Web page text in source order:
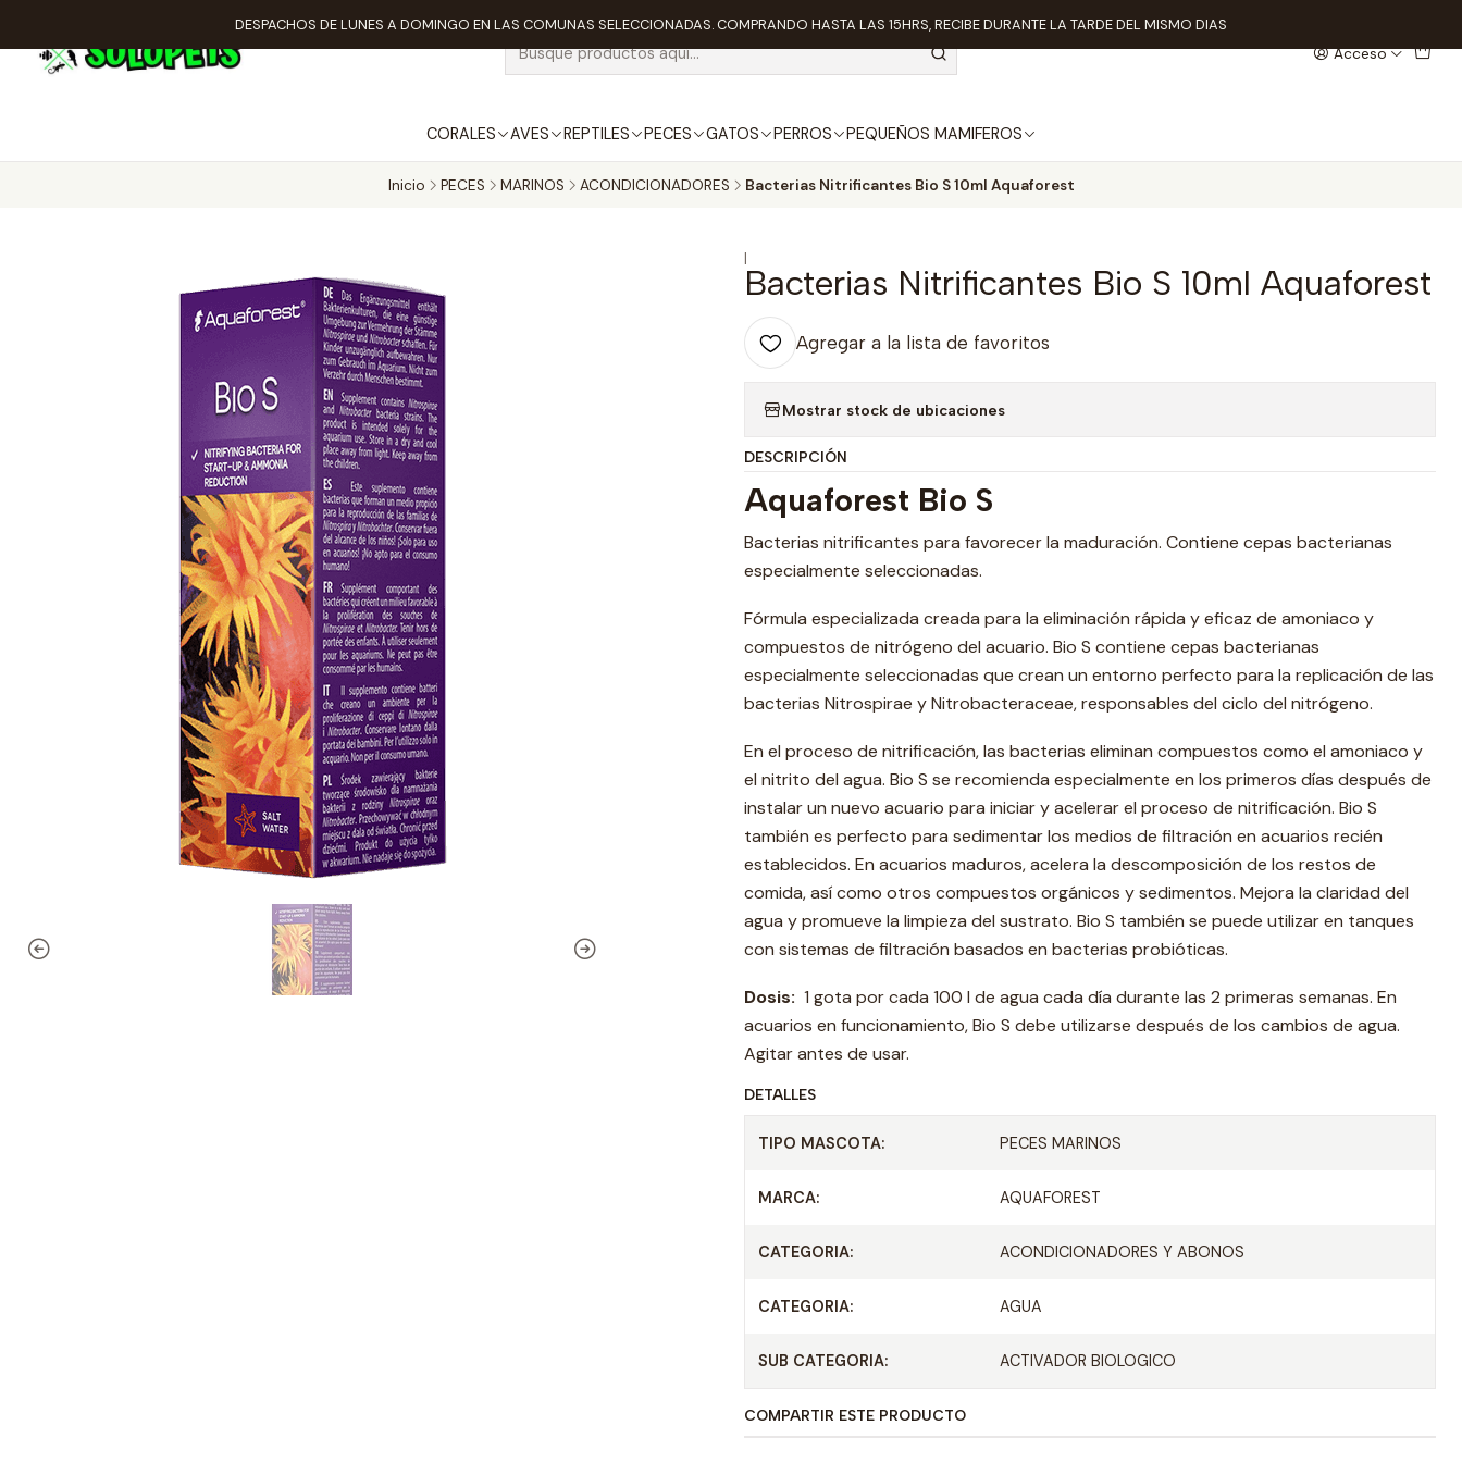
Acceso
CORALES AVES REPTILES PECES GATOS PERROS PEQUEÑOS MAMIFEROS
DESPACHOS DE LUNES A DOMINGO EN LAS COMUNAS SELECCIONADAS. COMPRANDO HASTA LAS 15HRS, RECIBE DURANTE LA TARDE DEL MISMO DIAS
Inicio PECES MARINOS ACONDICIONADORES Bacterias Nitrificantes Bio S 10ml Aquaforest
|
Bacterias Nitrificantes Bio S 10ml Aquaforest
Agregar a la lista de favoritos
Mostrar stock de ubicaciones
DESCRIPCIÓN
Aquaforest Bio S
Bacterias nitrificantes para favorecer la maduración. Contiene cepas bacterianas
especialmente seleccionadas.
Fórmula especializada creada para la eliminación rápida y eficaz de amoniaco y
compuestos de nitrógeno del acuario. Bio S contiene cepas bacterianas
especialmente seleccionadas que crean un entorno perfecto para la replicación de las
bacterias Nitrospirae y Nitrobacteraceae, responsables del ciclo del nitrógeno.
En el proceso de nitrificación, las bacterias eliminan compuestos como el amoniaco y
el nitrito del agua. Bio S se recomienda especialmente en los primeros días después de
instalar un nuevo acuario para iniciar y acelerar el proceso de nitrificación. Bio S
también es perfecto para sedimentar los medios de filtración en acuarios recién
establecidos. En acuarios maduros, acelera la descomposición de los restos de
comida, así como otros compuestos orgánicos y sedimentos. Mejora la claridad del
agua y promueve la limpieza del sustrato. Bio S también se puede utilizar en tanques
con sistemas de filtración basados ​​en bacterias probióticas.
Dosis: 1 gota por cada 100 l de agua cada día durante las 2 primeras semanas. En
acuarios en funcionamiento, Bio S debe utilizarse después de los cambios de agua.
Agitar antes de usar.
DETALLES
TIPO MASCOTA: PECES MARINOS
MARCA: AQUAFOREST
CATEGORIA: ACONDICIONADORES Y ABONOS
CATEGORIA: AGUA
SUB CATEGORIA: ACTIVADOR BIOLOGICO
COMPARTIR ESTE PRODUCTO